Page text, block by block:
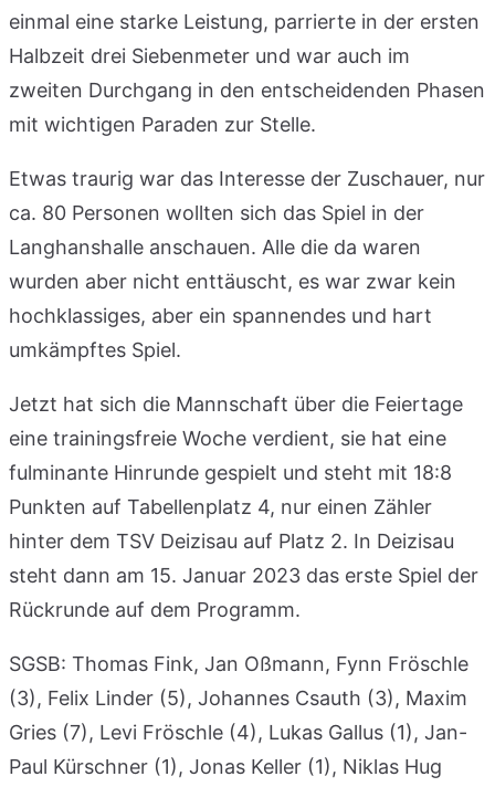
einmal eine starke Leistung, parrierte in der ersten
Halbzeit drei Siebenmeter und war auch im
zweiten Durchgang in den entscheidenden Phasen
mit wichtigen Paraden zur Stelle.
Etwas traurig war das Interesse der Zuschauer, nur
ca. 80 Personen wollten sich das Spiel in der
Langhanshalle anschauen. Alle die da waren
wurden aber nicht enttäuscht, es war zwar kein
hochklassiges, aber ein spannendes und hart
umkämpftes Spiel.
Jetzt hat sich die Mannschaft über die Feiertage
eine trainingsfreie Woche verdient, sie hat eine
fulminante Hinrunde gespielt und steht mit 18:8
Punkten auf Tabellenplatz 4, nur einen Zähler
hinter dem TSV Deizisau auf Platz 2. In Deizisau
steht dann am 15. Januar 2023 das erste Spiel der
Rückrunde auf dem Programm.
SGSB: Thomas Fink, Jan Oßmann, Fynn Fröschle
(3), Felix Linder (5), Johannes Csauth (3), Maxim
Gries (7), Levi Fröschle (4), Lukas Gallus (1), Jan-
Paul Kürschner (1), Jonas Keller (1), Niklas Hug